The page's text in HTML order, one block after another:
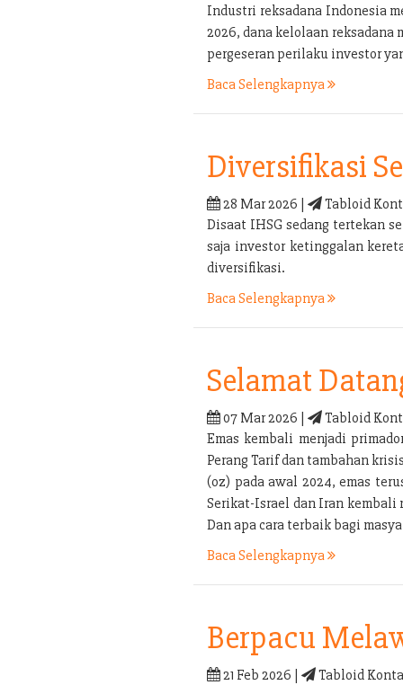
Industri reksadana Indonesia
2026, dana kelolaan
pergeseran perilaku investor
Baca Selengkapnya
Diversifikasi
28 Mar 2026 |
Tabloid
Disaat IHSG sedang tertekan
saja investor ketinggalan
diversifikasi.
Baca Selengkapnya
Selamat
07 Mar 2026 |
Tabloid
Emas kembali menjadi
Perang Tarif dan tambahan
(oz) pada awal 2024, emas
Serikat-Israel dan Iran kembali
Dan apa cara terbaik bagi
Baca Selengkapnya
Berpacu
21 Feb 2026 |
Tabloid